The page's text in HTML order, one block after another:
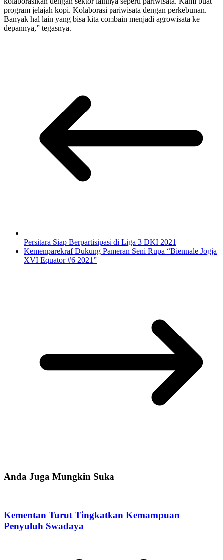
program jelajah kopi. Kolaborasi pariwisata dengan perkebunan.
Banyak hal lain yang bisa kita combain menjadi agrowisata ke
depannya,” tegasnya.
Persitara Siap Berpartisipasi di Liga 3 DKI 2021
Kemenparekraf Dukung Pameran Seni Rupa “Biennale Jogja
XVI Equator #6 2021”
Anda Juga Mungkin Suka
Kementan Turut Tingkatkan Kemampuan
Penyuluh Swadaya